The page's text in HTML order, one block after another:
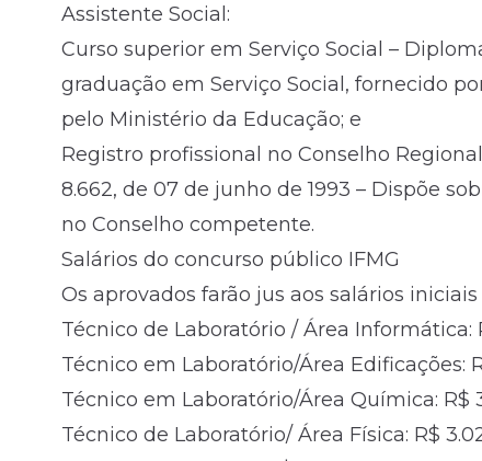
Assistente Social:
Curso superior em Serviço Social –
graduação em Serviço Social, fornecido
pelo Ministério da Educação; e
Registro profissional no Conselho
8.662, de 07 de junho de 1993 – Dispõe
no Conselho competente.
Salários do concurso público IFMG
Os aprovados farão jus aos salários
Técnico de Laboratório / Área Informática:
Técnico em Laboratório/Área Edificações:
Técnico em Laboratório/Área Química: R$
Técnico de Laboratório/ Área Física: R$